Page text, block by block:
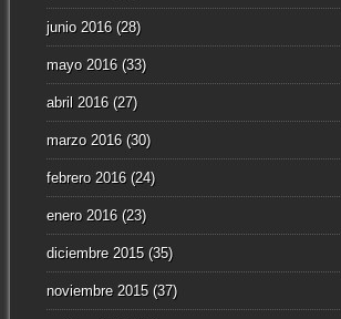
junio 2016(28)
mayo 2016(33)
abril 2016(27)
marzo 2016(30)
febrero 2016(24)
enero 2016(23)
diciembre 2015(35)
noviembre 2015(37)